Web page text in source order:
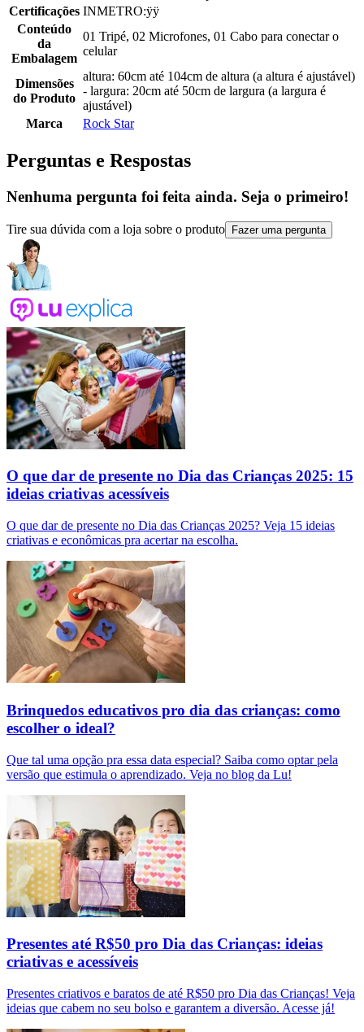
Certificações INMETRO:ÿÿ
Conteúdo
da
Embalagem
01 Tripé, 02 Microfones, 01 Cabo para conectar o
celular
Dimensões
do Produto
altura: 60cm até 104cm de altura (a altura é ajustável)
- largura: 20cm até 50cm de largura (a largura é
ajustável)
Marca
Rock Star
Perguntas e Respostas
Nenhuma pergunta foi feita ainda. Seja o primeiro!
Tire sua dúvida com a loja sobre o produto Fazer uma pergunta
O que dar de presente no Dia das Crianças 2025: 15
ideias criativas acessíveis
O que dar de presente no Dia das Crianças 2025? Veja 15 ideias
criativas e econômicas pra acertar na escolha.
Brinquedos educativos pro dia das crianças: como
escolher o ideal?
Que tal uma opção pra essa data especial? Saiba como optar pela
versão que estimula o aprendizado. Veja no blog da Lu!
Presentes até R$50 pro Dia das Crianças: ideias
criativas e acessíveis
Presentes criativos e baratos de até R$50 pro Dia das Crianças! Veja
ideias que cabem no seu bolso e garantem a diversão. Acesse já!